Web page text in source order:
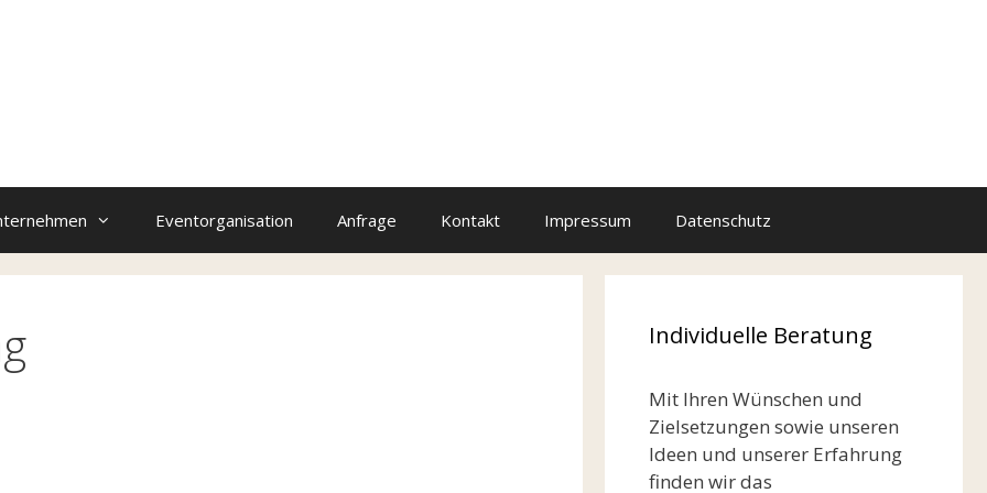
Eventorganisation Anfrage Kontakt Impressum Datenschutz
Individuelle Beratung
Mit Ihren Wünschen und
Zielsetzungen sowie unseren
Ideen und unserer Erfahrung
finden wir das